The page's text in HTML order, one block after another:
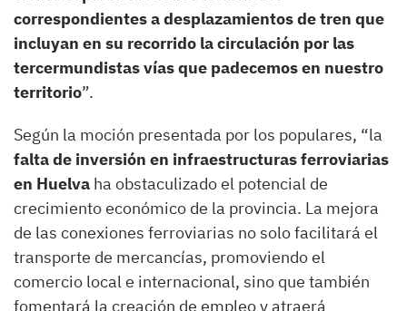
correspondientes a desplazamientos de tren que
incluyan en su recorrido la circulación por las
tercermundistas vías que padecemos en nuestro
territorio”.
Según la moción presentada por los populares, “la
falta de inversión en infraestructuras ferroviarias
en Huelva ha obstaculizado el potencial de
crecimiento económico de la provincia. La mejora
de las conexiones ferroviarias no solo facilitará el
transporte de mercancías, promoviendo el
comercio local e internacional, sino que también
fomentará la creación de empleo y atraerá